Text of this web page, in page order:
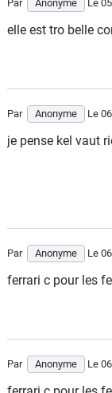
Par Anonyme Le
elle est tro belle
Par Anonyme Le
je pense kel vaut
Par Anonyme Le
ferrari c pour les
Par Anonyme Le